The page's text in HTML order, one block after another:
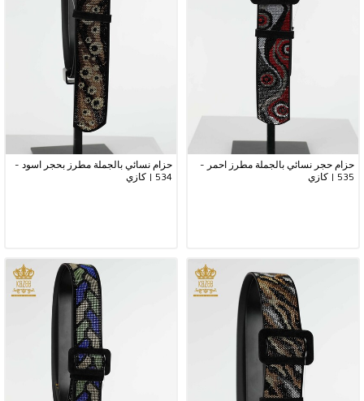
حزام حجر نسائي بالجملة مطرز احمر -
535 | كازي
حزام نسائي بالجملة مطرز بحجر اسود -
534 | كازي